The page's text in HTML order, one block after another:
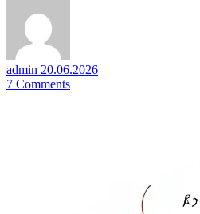
admin 20.06.2026
7 Comments